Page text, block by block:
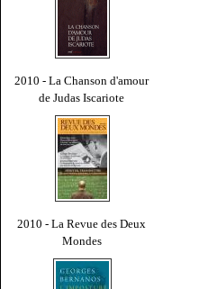
2010 - La Chanson d'amour
de Judas Iscariote
2010 - La Revue des Deux
Mondes